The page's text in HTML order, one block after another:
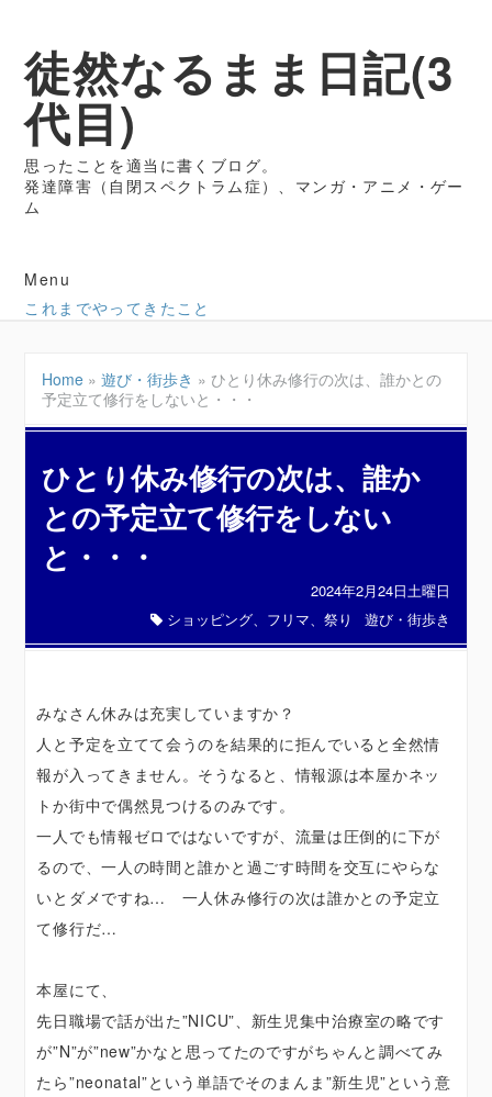
徒然なるまま日記(3
代目)
思ったことを適当に書くブログ。
発達障害（自閉スペクトラム症）、マンガ・アニメ・ゲー
ム
Menu
これまでやってきたこと
Home »遊び・街歩き » ひとり休み修行の次は、誰かとの
予定立て修行をしないと・・・
ひとり休み修行の次は、誰か
との予定立て修行をしない
と・・・
2024年2月24日土曜日
ショッピング、フリマ、祭り
遊び・街歩き
みなさん休みは充実していますか？
人と予定を立てて会うのを結果的に拒んでいると全然情
報が入ってきません。そうなると、情報源は本屋かネッ
トか街中で偶然見つけるのみです。
一人でも情報ゼロではないですが、流量は圧倒的に下が
るので、一人の時間と誰かと過ごす時間を交互にやらな
いとダメですね… 一人休み修行の次は誰かとの予定立
て修行だ…
本屋にて、
先日職場で話が出た”NICU”、新生児集中治療室の略です
が”N”が”new”かなと思ってたのですがちゃんと調べてみ
たら”neonatal”という単語でそのまんま”新生児”という意